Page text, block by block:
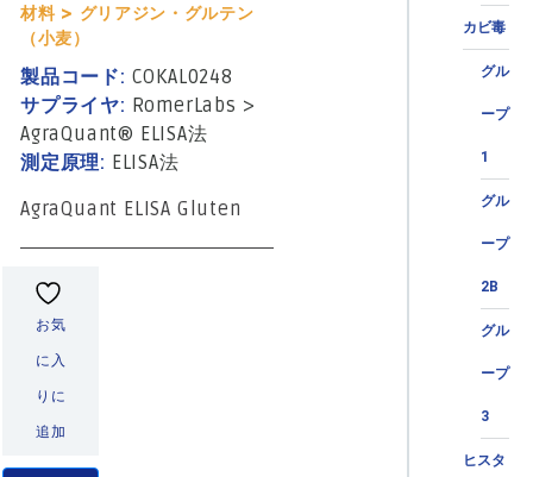
カビ毒
グル
ープ
1
グル
ープ
2B
グル
ープ
3
ヒスタ
材料 > グリアジン・グルテン
（小麦）
製品コード: COKAL0248
サプライヤ: RomerLabs >
AgraQuant® ELISA法
測定原理: ELISA法
AgraQuant ELISA Gluten
お気
に入
りに
追加